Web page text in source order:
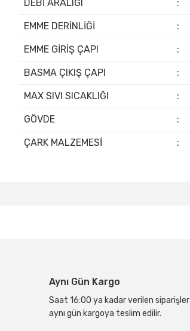
DEBİ ARALIĞI :
EMME DERİNLİĞİ :
EMME GİRİŞ ÇAPI :
BASMA ÇIKIŞ ÇAPI :
MAX SIVI SICAKLIĞI :
GÖVDE :
ÇARK MALZEMESİ :
Ürün fiyatı diğer sitelerden daha pahalı.
Bu ürüne benzer farklı alternatifler olmalı.
Aynı Gün Kargo
Saat 16:00 ya kadar verilen siparişler
aynı gün kargoya teslim edilir.